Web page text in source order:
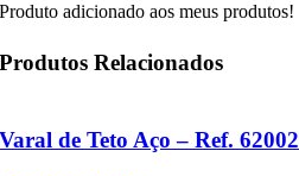
Produto adicionado aos meus produtos!
Produtos Relacionados
Varal de Teto Aço – Ref. 62002